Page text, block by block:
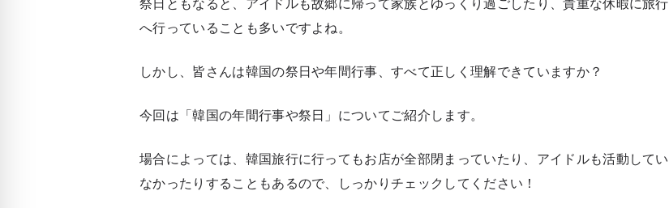
へ行っていることも多いですよね。
しかし、皆さんは韓国の祭日や年間行事、すべて正しく理解できていますか？
今回は「韓国の年間行事や祭日」についてご紹介します。
場合によっては、韓国旅行に行ってもお店が全部閉まっていたり、アイドルも活動してい
なかったりすることもあるので、しっかりチェックしてください！